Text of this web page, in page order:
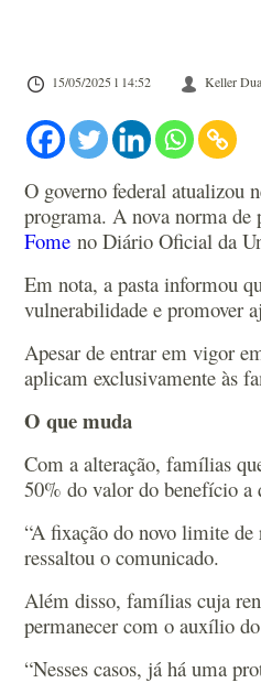
15/05/2025 l 14:52 Keller
O governo federal atualizou
programa. A nova norma
Fome no Diário Oficial da
Em nota, a pasta informou
vulnerabilidade e promover
Apesar de entrar em vigor
aplicam exclusivamente às
O que muda
Com a alteração, famílias
50% do valor do benefício a
“A fixação do novo limite de
ressaltou o comunicado.
Além disso, famílias cuja
permanecer com o auxílio
“Nesses casos, já há uma